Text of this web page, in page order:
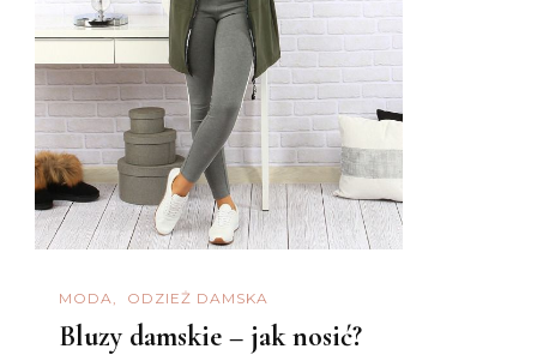
MODA ODZIEŻ DAMSKA
Bluzy damskie – jak nosić?